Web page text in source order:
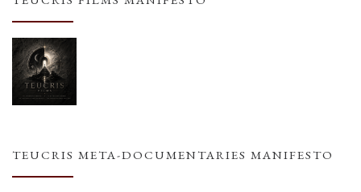
TEUCRIS META-DOCUMENTARIES MANIFESTO